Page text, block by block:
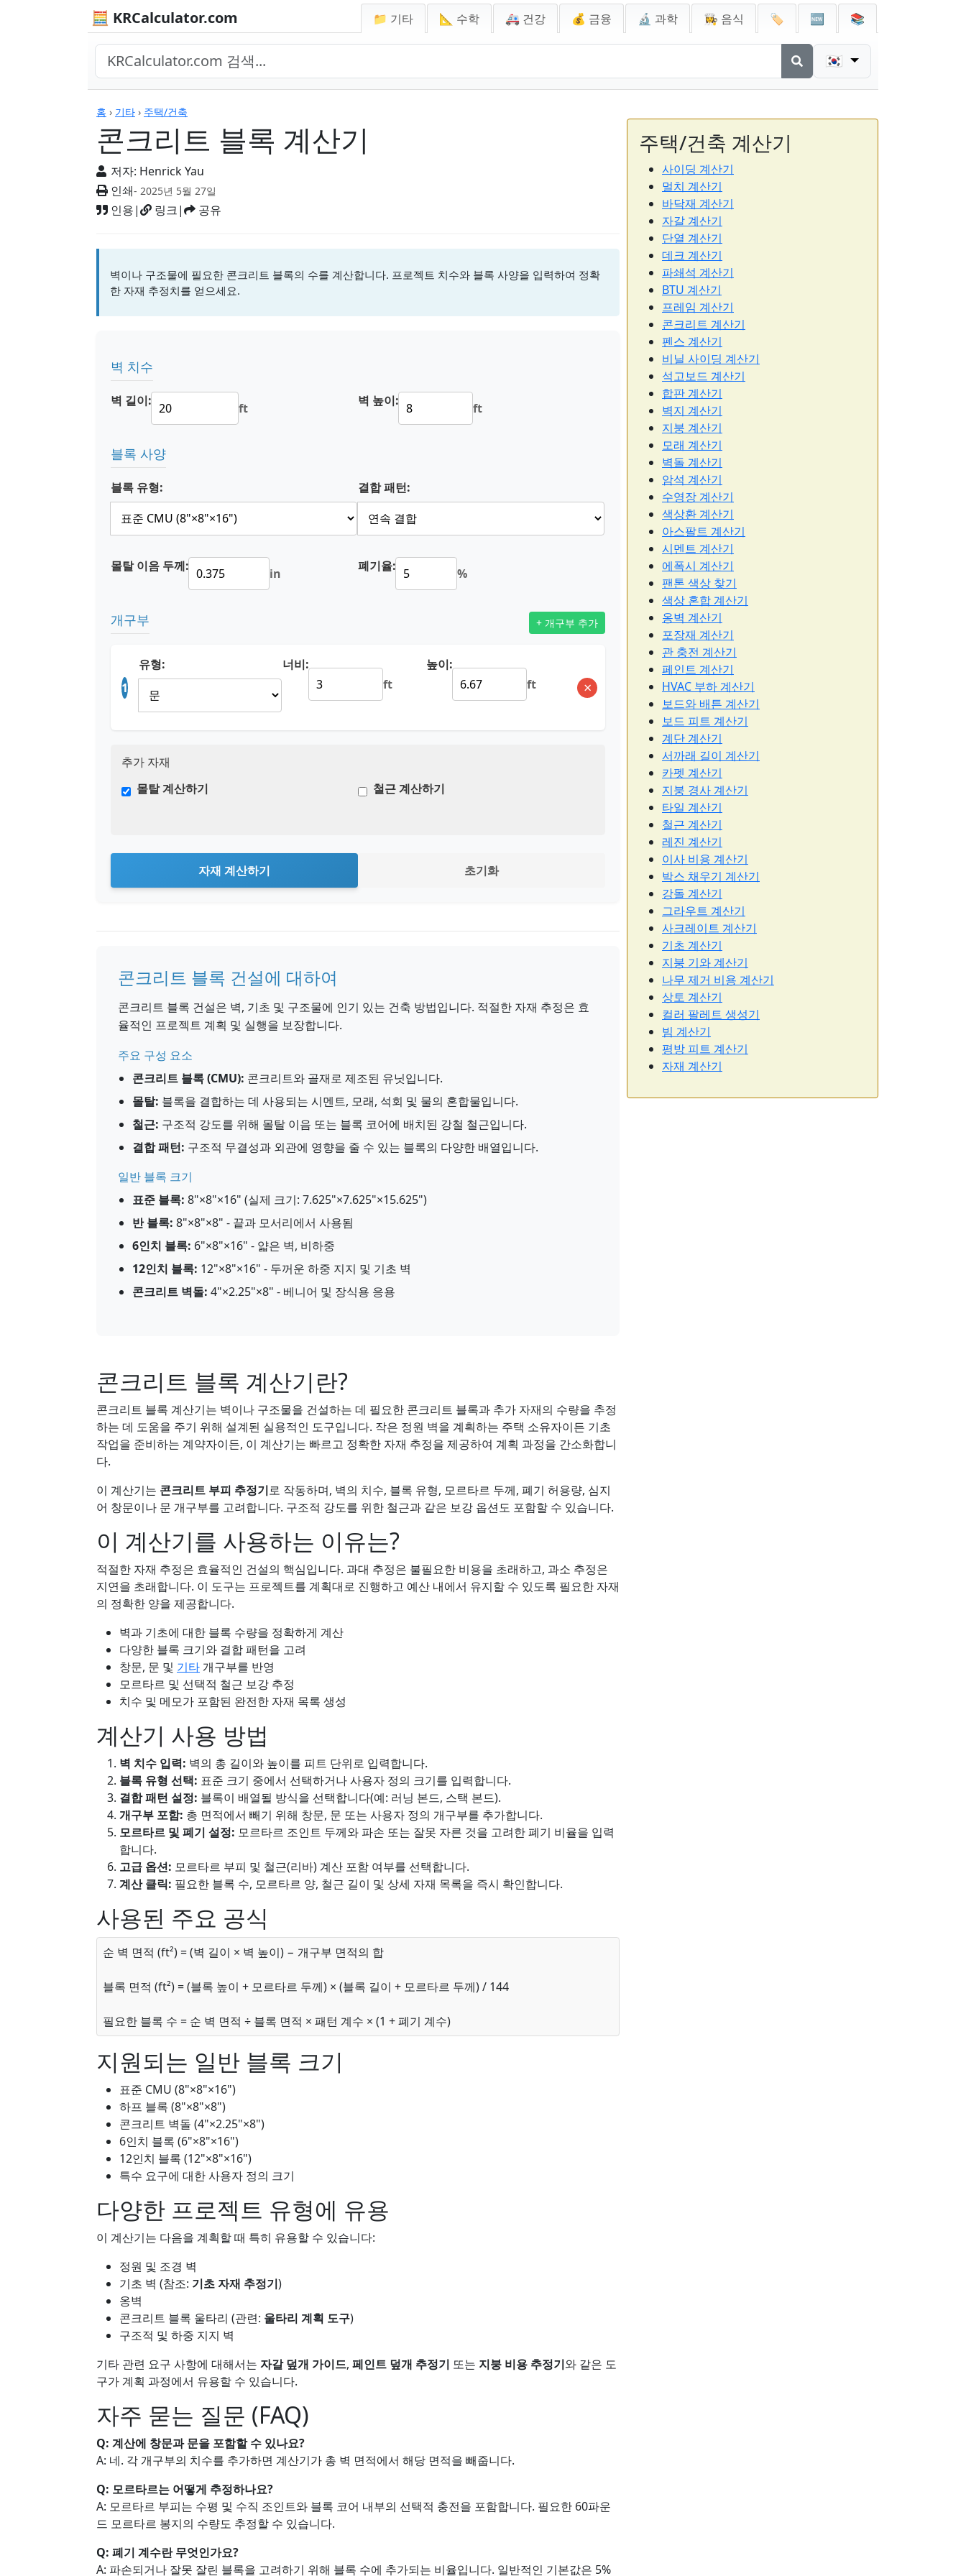
🧮 KRCalculator.com 📁 기타 📐 수학 🚑 건강 💰 금융 🔬 과학 👩‍🍳 음식 🏷️ 🆕 📚
🇰🇷
홈 › 기타 › 주택/건축
콘크리트 블록 계산기
저자: Henrick Yau
인쇄- 2025년 5월 27일
인용| 링크| 공유
계산기
벽이나 구조물에 필요한 콘크리트 블록의 수를 계산합니다. 프로젝트 치수와 블록 사양을 입력하여 정확
한 자재 추정치를 얻으세요.
벽 치수
벽 길이: ft 벽 높이: ft
블록 사양
블록 유형: 결합 패턴:
몰탈 이음 두께: in 폐기율: %
개구부 + 개구부 추가
1
유형:
너비:
ft
높이:
ft
×
추가 자재
몰탈 계산하기
철근 계산하기
자재 계산하기 초기화
콘크리트 블록 건설에 대하여
콘크리트 블록 건설은 벽, 기초 및 구조물에 인기 있는 건축 방법입니다. 적절한 자재 추정은 효
율적인 프로젝트 계획 및 실행을 보장합니다.
주요 구성 요소
콘크리트 블록 (CMU): 콘크리트와 골재로 제조된 유닛입니다.
몰탈: 블록을 결합하는 데 사용되는 시멘트, 모래, 석회 및 물의 혼합물입니다.
철근: 구조적 강도를 위해 몰탈 이음 또는 블록 코어에 배치된 강철 철근입니다.
결합 패턴: 구조적 무결성과 외관에 영향을 줄 수 있는 블록의 다양한 배열입니다.
일반 블록 크기
표준 블록: 8"×8"×16" (실제 크기: 7.625"×7.625"×15.625")
반 블록: 8"×8"×8" - 끝과 모서리에서 사용됨
6인치 블록: 6"×8"×16" - 얇은 벽, 비하중
12인치 블록: 12"×8"×16" - 두꺼운 하중 지지 및 기초 벽
콘크리트 벽돌: 4"×2.25"×8" - 베니어 및 장식용 응용
콘크리트 블록 계산기란?
콘크리트 블록 계산기는 벽이나 구조물을 건설하는 데 필요한 콘크리트 블록과 추가 자재의 수량을 추정
하는 데 도움을 주기 위해 설계된 실용적인 도구입니다. 작은 정원 벽을 계획하는 주택 소유자이든 기초
작업을 준비하는 계약자이든, 이 계산기는 빠르고 정확한 자재 추정을 제공하여 계획 과정을 간소화합니
다.
이 계산기는 콘크리트 부피 추정기로 작동하며, 벽의 치수, 블록 유형, 모르타르 두께, 폐기 허용량, 심지
어 창문이나 문 개구부를 고려합니다. 구조적 강도를 위한 철근과 같은 보강 옵션도 포함할 수 있습니다.
이 계산기를 사용하는 이유는?
적절한 자재 추정은 효율적인 건설의 핵심입니다. 과대 추정은 불필요한 비용을 초래하고, 과소 추정은
지연을 초래합니다. 이 도구는 프로젝트를 계획대로 진행하고 예산 내에서 유지할 수 있도록 필요한 자재
의 정확한 양을 제공합니다.
벽과 기초에 대한 블록 수량을 정확하게 계산
다양한 블록 크기와 결합 패턴을 고려
창문, 문 및 기타 개구부를 반영
모르타르 및 선택적 철근 보강 추정
치수 및 메모가 포함된 완전한 자재 목록 생성
계산기 사용 방법
벽 치수 입력: 벽의 총 길이와 높이를 피트 단위로 입력합니다.
블록 유형 선택: 표준 크기 중에서 선택하거나 사용자 정의 크기를 입력합니다.
결합 패턴 설정: 블록이 배열될 방식을 선택합니다(예: 러닝 본드, 스택 본드).
개구부 포함: 총 면적에서 빼기 위해 창문, 문 또는 사용자 정의 개구부를 추가합니다.
모르타르 및 폐기 설정: 모르타르 조인트 두께와 파손 또는 잘못 자른 것을 고려한 폐기 비율을 입력
합니다.
고급 옵션: 모르타르 부피 및 철근(리바) 계산 포함 여부를 선택합니다.
계산 클릭: 필요한 블록 수, 모르타르 양, 철근 길이 및 상세 자재 목록을 즉시 확인합니다.
사용된 주요 공식
순 벽 면적 (ft²) = (벽 길이 × 벽 높이) − 개구부 면적의 합
블록 면적 (ft²) = (블록 높이 + 모르타르 두께) × (블록 길이 + 모르타르 두께) / 144
필요한 블록 수 = 순 벽 면적 ÷ 블록 면적 × 패턴 계수 × (1 + 폐기 계수)
지원되는 일반 블록 크기
표준 CMU (8"×8"×16")
하프 블록 (8"×8"×8")
콘크리트 벽돌 (4"×2.25"×8")
6인치 블록 (6"×8"×16")
12인치 블록 (12"×8"×16")
특수 요구에 대한 사용자 정의 크기
다양한 프로젝트 유형에 유용
이 계산기는 다음을 계획할 때 특히 유용할 수 있습니다:
정원 및 조경 벽
기초 벽 (참조: 기초 자재 추정기)
옹벽
콘크리트 블록 울타리 (관련: 울타리 계획 도구)
구조적 및 하중 지지 벽
기타 관련 요구 사항에 대해서는 자갈 덮개 가이드, 페인트 덮개 추정기 또는 지붕 비용 추정기와 같은 도
구가 계획 과정에서 유용할 수 있습니다.
자주 묻는 질문 (FAQ)
Q: 계산에 창문과 문을 포함할 수 있나요?
A: 네. 각 개구부의 치수를 추가하면 계산기가 총 벽 면적에서 해당 면적을 빼줍니다.
Q: 모르타르는 어떻게 추정하나요?
A: 모르타르 부피는 수평 및 수직 조인트와 블록 코어 내부의 선택적 충전을 포함합니다. 필요한 60파운
드 모르타르 봉지의 수량도 추정할 수 있습니다.
Q: 폐기 계수란 무엇인가요?
A: 파손되거나 잘못 잘린 블록을 고려하기 위해 블록 수에 추가되는 비율입니다. 일반적인 기본값은 5%
주택/건축 계산기
사이딩 계산기
멀치 계산기
바닥재 계산기
자갈 계산기
단열 계산기
데크 계산기
파쇄석 계산기
BTU 계산기
프레임 계산기
콘크리트 계산기
펜스 계산기
비닐 사이딩 계산기
석고보드 계산기
합판 계산기
벽지 계산기
지붕 계산기
모래 계산기
벽돌 계산기
암석 계산기
수영장 계산기
색상환 계산기
아스팔트 계산기
시멘트 계산기
에폭시 계산기
팬톤 색상 찾기
색상 혼합 계산기
옹벽 계산기
포장재 계산기
관 충전 계산기
페인트 계산기
HVAC 부하 계산기
보드와 배튼 계산기
보드 피트 계산기
계단 계산기
서까래 길이 계산기
카펫 계산기
지붕 경사 계산기
타일 계산기
철근 계산기
레진 계산기
이사 비용 계산기
박스 채우기 계산기
강돌 계산기
그라우트 계산기
사크레이트 계산기
기초 계산기
지붕 기와 계산기
나무 제거 비용 계산기
상토 계산기
컬러 팔레트 생성기
빔 계산기
평방 피트 계산기
자재 계산기